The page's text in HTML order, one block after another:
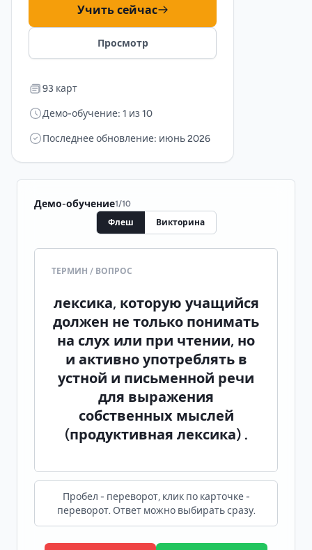
Учить сейчас
Просмотр
93 карт
Демо-обучение: 1 из 10
Последнее обновление: июнь 2026
Демо-обучение1/10
Флеш Викторина
ТЕРМИН / ВОПРОС
лексика, которую учащийся
должен не только понимать
на слух или при чтении, но
и активно употреблять в
устной и письменной речи
для выражения
собственных мыслей
(продуктивная лексика) .
Активная лексика / активный
словарный запас
Пробел - переворот, клик по карточке -
переворот. Ответ можно выбирать сразу.